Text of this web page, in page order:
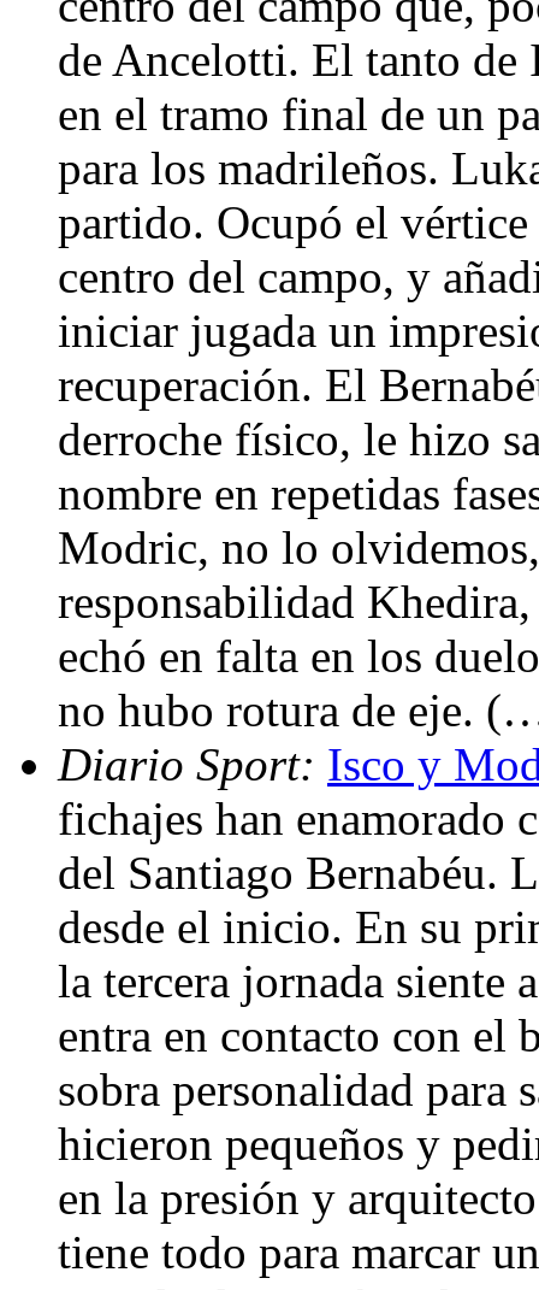
de Ancelotti. El tanto de
en el tramo final de un
para los madrileños.
partido. Ocupó el
centro del campo, y
iniciar jugada un
recuperación. El
derroche físico, le hizo
nombre en repetidas
Modric, no lo
responsabilidad
echó en falta en los
no hubo rotura de eje.
Diario Sport: Isco y
fichajes han enamorado
del Santiago Bernabéu.
desde el inicio. En su
la tercera jornada siente
entra en contacto con el
sobra personalidad para
hicieron pequeños y
en la presión y
tiene todo para marcar